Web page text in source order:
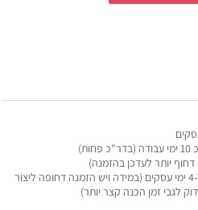
מוצרי חיתוך וחריטה בלייזר בין 4-7 ימי עסקים (במידה ויש הזמנה דחופה ליצור
לגבי זמן הכנה קצר יותר)